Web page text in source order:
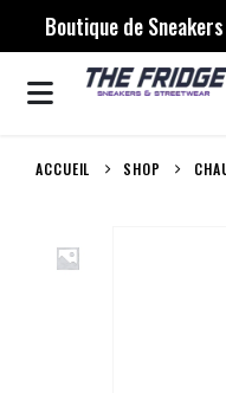
Boutique de
ACCUEIL SHOP